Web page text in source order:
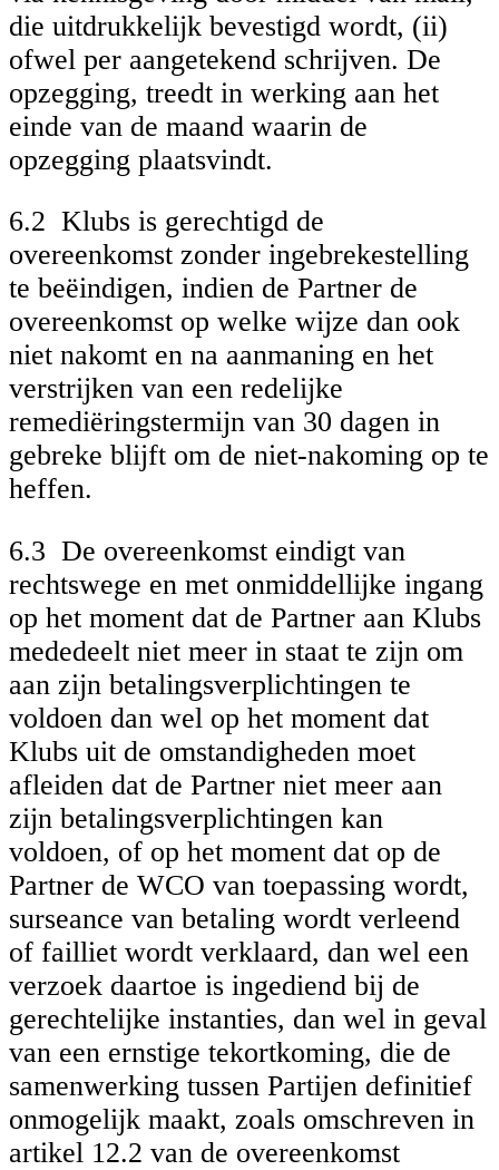
die uitdrukkelijk bevestigd wordt, (ii)
ofwel per aangetekend schrijven. De
opzegging, treedt in werking aan het
einde van de maand waarin de
opzegging plaatsvindt.
6.2 Klubs is gerechtigd de
overeenkomst zonder ingebrekestelling
te beëindigen, indien de Partner de
overeenkomst op welke wijze dan ook
niet nakomt en na aanmaning en het
verstrijken van een redelijke
remediëringstermijn van 30 dagen in
gebreke blijft om de niet-nakoming op te
heffen.
6.3 De overeenkomst eindigt van
rechtswege en met onmiddellijke ingang
op het moment dat de Partner aan Klubs
mededeelt niet meer in staat te zijn om
aan zijn betalingsverplichtingen te
voldoen dan wel op het moment dat
Klubs uit de omstandigheden moet
afleiden dat de Partner niet meer aan
zijn betalingsverplichtingen kan
voldoen, of op het moment dat op de
Partner de WCO van toepassing wordt,
surseance van betaling wordt verleend
of failliet wordt verklaard, dan wel een
verzoek daartoe is ingediend bij de
gerechtelijke instanties, dan wel in geval
van een ernstige tekortkoming, die de
samenwerking tussen Partijen definitief
onmogelijk maakt, zoals omschreven in
artikel 12.2 van de overeenkomst